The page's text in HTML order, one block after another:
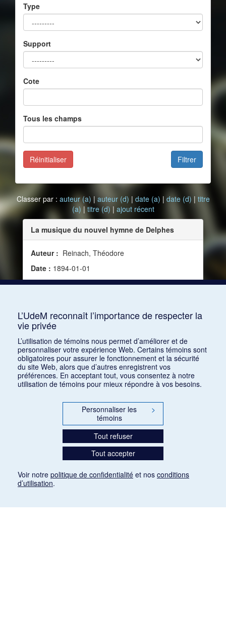
Type
Support
Cote
Tous les champs
Filtrer
Réinitialiser
Classer par : auteur (a) | auteur (d) | date (a) | date (d) | titre
(a) | titre (d) | ajout récent
La musique du nouvel hymne de Delphes
Auteur : Reinach, Théodore
Date : 1894-01-01
Source :Bulletin de correspondance hellénique,
L’UdeM reconnaît l’importance de respecter la
vie privée
L’utilisation de témoins nous permet d’améliorer et de
personnaliser votre expérience Web. Certains témoins sont
obligatoires pour assurer le fonctionnement et la sécurité
du site Web, alors que d’autres enregistrent vos
préférences. En acceptant tout, vous consentez à notre
utilisation de témoins pour mieux répondre à vos besoins.
Personnaliser les
témoins
>
Tout refuser
Tout accepter
Voir notre politique de confidentialité et nos conditions
d’utilisation.